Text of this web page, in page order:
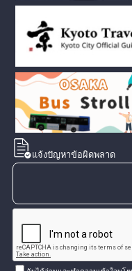
แจ้งปัญหาข้อผิดพลาด